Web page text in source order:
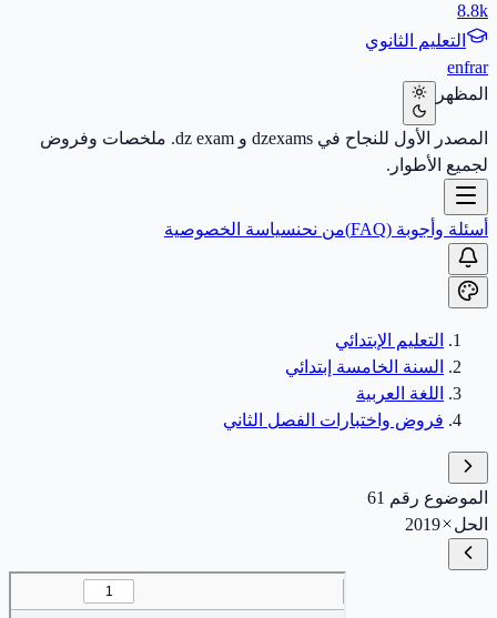
8.8k
التعليم الثانوي
enfrar
المظهر
المصدر الأول للنجاح في dzexams و dz exam. ملخصات وفروض
لجميع الأطوار.
أسئلة وأجوبة (FAQ) من نحنسياسة الخصوصية
التعليم الإبتدائي
السنة الخامسة إبتدائي
اللغة العربية
فروض واختبارات الفصل الثاني
الموضوع رقم 61
الحل
2019